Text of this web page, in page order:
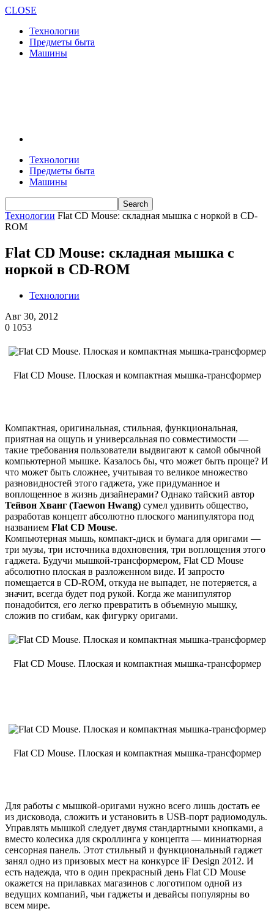
CLOSE
Технологии
Предметы быта
Машины
Технологии
Предметы быта
Машины
Технологии Flat CD Mouse: складная мышка с норкой в CD-
ROM
Flat CD Mouse: складная мышка с
норкой в CD-ROM
Технологии
Авг 30, 2012
0 1053
Flat CD Mouse. Плоская и компактная мышка-трансформер
Компактная, оригинальная, стильная, функциональная,
приятная на ощупь и универсальная по совместимости —
такие требования пользователи выдвигают к самой обычной
компьютерной мышке. Казалось бы, что может быть проще? И
что может быть сложнее, учитывая то великое множество
разновидностей этого гаджета, уже придуманное и
воплощенное в жизнь дизайнерами? Однако тайский автор
Тейвон Хванг (Taewon Hwang) сумел удивить общество,
разработав концепт абсолютно плоского манипулятора под
названием Flat CD Mouse.
Компьютерная мышь, компакт-диск и бумага для оригами —
три музы, три источника вдохновения, три воплощения этого
гаджета. Будучи мышкой-трансформером, Flat CD Mouse
абсолютно плоская в разложенном виде. И запросто
помещается в CD-ROM, откуда не выпадет, не потеряется, а
значит, всегда будет под рукой. Когда же манипулятор
понадобится, его легко превратить в объемную мышку,
сложив по сгибам, как фигурку оригами.
Flat CD Mouse. Плоская и компактная мышка-трансформер
Flat CD Mouse. Плоская и компактная мышка-трансформер
Для работы с мышкой-оригами нужно всего лишь достать ее
из дисковода, сложить и установить в USB-порт радиомодуль.
Управлять мышкой следует двумя стандартными кнопками, а
вместо колесика для скроллинга у концепта — миниатюрная
сенсорная панель. Этот стильный и функциональный гаджет
занял одно из призовых мест на конкурсе iF Design 2012. И
есть надежда, что в один прекрасный день Flat CD Mouse
окажется на прилавках магазинов с логотипом одной из
ведущих компаний, чьи гаджеты и девайсы популярны во
всем мире.